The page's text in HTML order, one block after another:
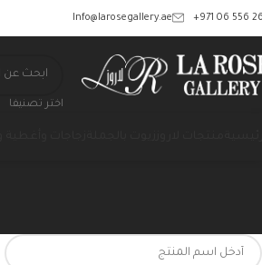
‎+971 06 556
Info@larosegallery.ae
اختر تصنيفا